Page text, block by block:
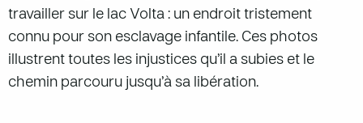
travailler sur le lac Volta : un endroit tristement
connu pour son esclavage infantile. Ces photos
illustrent toutes les injustices qu’il a subies et le
chemin parcouru jusqu’à sa libération.